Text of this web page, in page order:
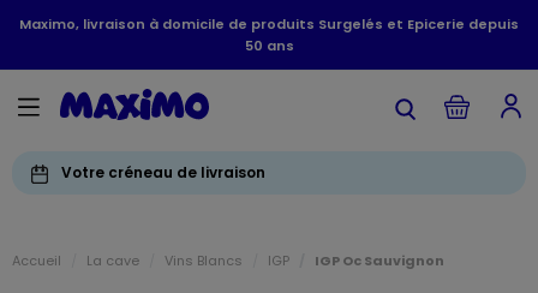
Maximo, livraison à domicile de produits Surgelés et Epicerie depuis
50 ans
Votre créneau de livraison
Accueil La cave Vins Blancs IGP IGP Oc Sauvignon